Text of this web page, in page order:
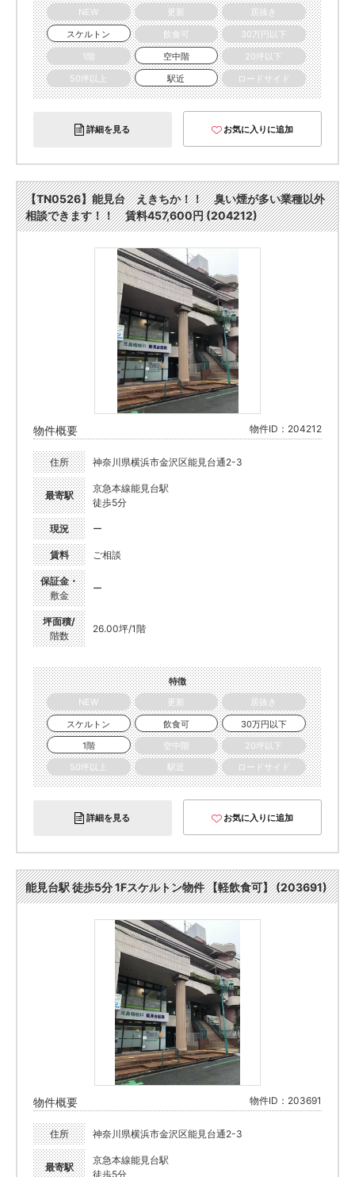
NEW
更新
居抜き
スケルトン
飲食可
30万円以下
1階
空中階
20坪以下
50坪以上
駅近 ロードサイド
詳細を見る お気に入りに追加
【TN0526】能見台 えきちか！！ 臭い煙が多い業種以外
相談できます！！ 賃料457,600円 (204212)
物件概要 物件ID：204212
住所 神奈川県横浜市金沢区能見台通2-3
最寄駅
京急本線能見台駅
徒歩5分
現況 ー
賃料 ご相談
保証金・
敷金
ー
坪面積/
階数
26.00坪/1階
特徴
NEW
更新
居抜き
スケルトン
飲食可
30万円以下
1階
空中階
20坪以下
50坪以上
駅近 ロードサイド
詳細を見る お気に入りに追加
能見台駅 徒歩5分 1Fスケルトン物件 【軽飲食可】 (203691)
物件概要 物件ID：203691
住所 神奈川県横浜市金沢区能見台通2-3
最寄駅
京急本線能見台駅
徒歩5分